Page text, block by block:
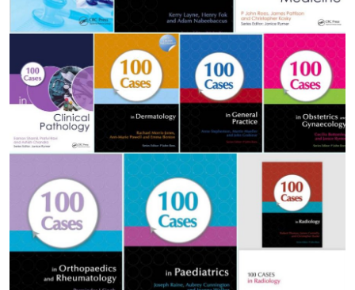
Цифровые коллекции
История здравоохранения Узбекистана
Периодические издания
Фотогалерея
Медики Узбекистана
ВАК
ИИ
Статистика